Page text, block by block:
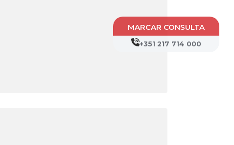
MARCAR CONSULTA
+351 217 714 000